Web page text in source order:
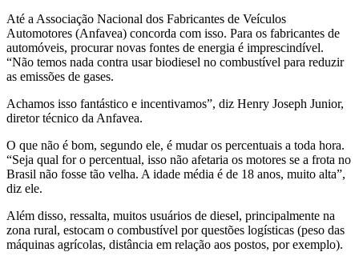
Até a Associação Nacional dos Fabricantes de Veículos
Automotores (Anfavea) concorda com isso. Para os fabricantes de
automóveis, procurar novas fontes de energia é imprescindível.
“Não temos nada contra usar biodiesel no combustível para reduzir
as emissões de gases.
Achamos isso fantástico e incentivamos”, diz Henry Joseph Junior,
diretor técnico da Anfavea.
O que não é bom, segundo ele, é mudar os percentuais a toda hora.
“Seja qual for o percentual, isso não afetaria os motores se a frota no
Brasil não fosse tão velha. A idade média é de 18 anos, muito alta”,
diz ele.
Além disso, ressalta, muitos usuários de diesel, principalmente na
zona rural, estocam o combustível por questões logísticas (peso das
máquinas agrícolas, distância em relação aos postos, por exemplo).